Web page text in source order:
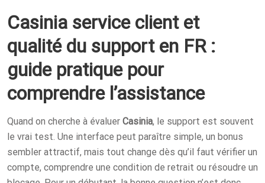
T
D
O
Casinia service client et
qualité du support en FR :
guide pratique pour
comprendre l’assistance
Quand on cherche à évaluer Casinia, le support est souvent
le vrai test. Une interface peut paraître simple, un bonus
sembler attractif, mais tout change dès qu’il faut vérifier un
compte, comprendre une condition de retrait ou résoudre un